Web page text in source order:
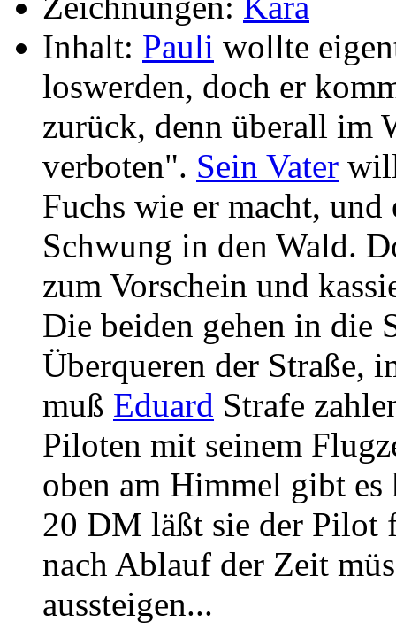
Inhalt: Pauli wollte
loswerden, doch er
zurück, denn überall im
verboten". Sein Vater
Fuchs wie er macht,
Schwung in den Wald.
zum Vorschein und
Die beiden gehen in die
Überqueren der Straße,
muß Eduard Strafe
Piloten mit seinem
oben am Himmel gibt
20 DM läßt sie der
nach Ablauf der Zeit
aussteigen...